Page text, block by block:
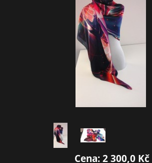
Cena: 2 300,0 Kč